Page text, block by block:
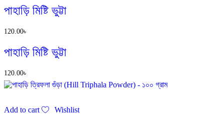
পাহাড়ি মিষ্টি ভুট্টা
120.00৳
পাহাড়ি মিষ্টি ভুট্টা
120.00৳
Add to cart
Wishlist